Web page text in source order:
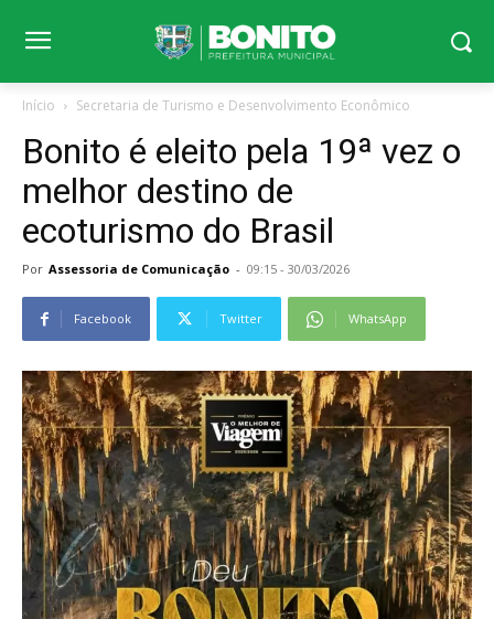
Início Secretaria de Turismo e Desenvolvimento Econômico
Bonito é eleito pela 19ª vez o
melhor destino de
ecoturismo do Brasil
Por Assessoria de Comunicação - 09:15 - 30/03/2026
Facebook Twitter WhatsApp